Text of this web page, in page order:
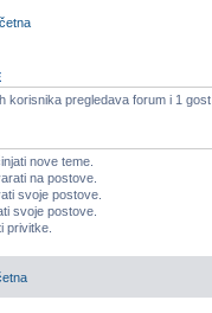
korisnika pregledava forum i 1 gost
nove teme.
na postove.
svoje postove.
svoje postove.
privitke.